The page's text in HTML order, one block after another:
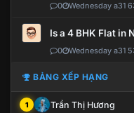
0 Wednesday a31
Is a 4 BHK Flat in
0 Wednesday a31
BẢNG XẾP HẠNG
1 Trần Thị Hương